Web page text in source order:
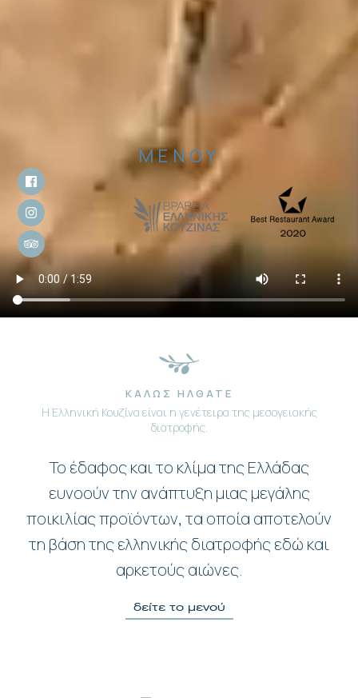
ΜΕΝΟΥ
ΚΑΛΩΣ ΗΛΘΑΤΕ
Η Ελληνική Κουζίνα είναι η γενέτειρα της μεσογειακής
διατροφής.
Το έδαφος και το κλίμα της Ελλάδας
ευνοούν την ανάπτυξη μιας μεγάλης
ποικιλίας προϊόντων, τα οποία αποτελούν
τη βάση της ελληνικής διατροφής εδώ και
αρκετούς αιώνες.
δείτε το μενού